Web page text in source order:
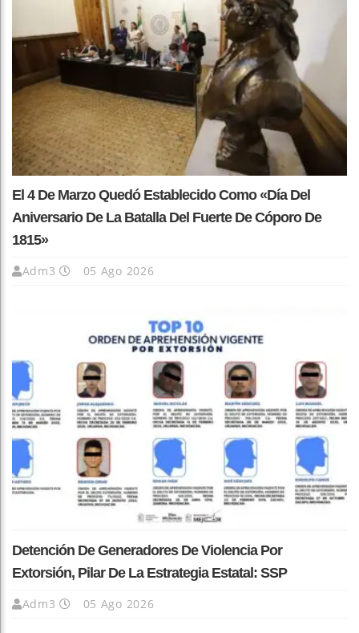
El 4 De Marzo Quedó Establecido Como «Día Del
Aniversario De La Batalla Del Fuerte De Cóporo De
1815»
Adm3 05 Ago 2026
Detención De Generadores De Violencia Por
Extorsión, Pilar De La Estrategia Estatal: SSP
Adm3 05 Ago 2026